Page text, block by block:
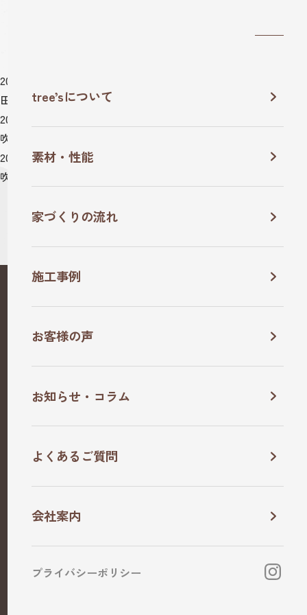
2025.10.07
田園風景の中に静かに溶け込む平屋の家
2025.07.17
吹き抜けと薪ストーブの家。
2025.07.17
吹き抜けと梁のある家。
お問い合わせ・資料請求
営業時間
9:00〜18:00
TEL
0565-50-5418
tree’sについて
素材・性能
家づくりの流れ
施工事例
お客様の声
お知らせ・コラム
よくあるご質問
会社案内
プライバシーポリシー